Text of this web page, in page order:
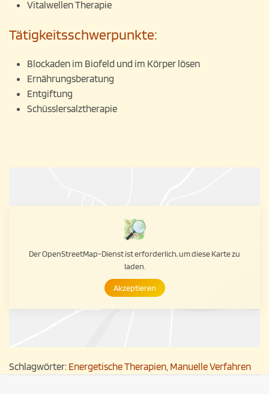
Vitalwellen Therapie
Tätigkeitsschwerpunkte:
Blockaden im Biofeld und im Körper lösen
Ernährungsberatung
Entgiftung
Schüsslersalztherapie
Der OpenStreetMap-Dienst ist erforderlich, um diese Karte zu
laden.
Akzeptieren
Schlagwörter: Energetische Therapien, Manuelle Verfahren